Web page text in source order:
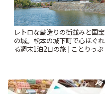
レトロな蔵造りの街並みと国宝
の城。松本の城下町で心ほぐれ
る週末1泊2日の旅 | ことりっぷ